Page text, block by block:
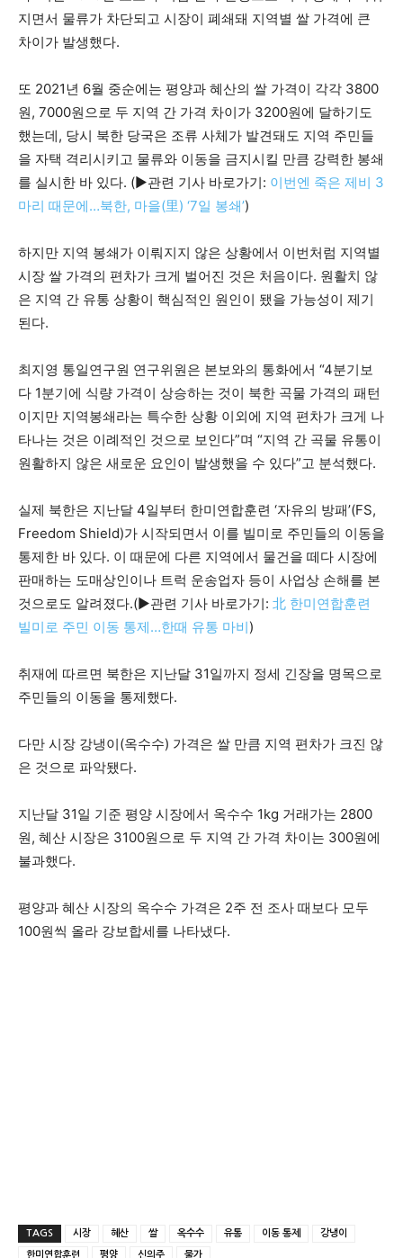
지면서 물류가 차단되고 시장이 폐쇄돼 지역별 쌀 가격에 큰
차이가 발생했다.
또 2021년 6월 중순에는 평양과 혜산의 쌀 가격이 각각 3800
원, 7000원으로 두 지역 간 가격 차이가 3200원에 달하기도
했는데, 당시 북한 당국은 조류 사체가 발견돼도 지역 주민들
을 자택 격리시키고 물류와 이동을 금지시킬 만큼 강력한 봉쇄
를 실시한 바 있다. (▶관련 기사 바로가기: 이번엔 죽은 제비 3
마리 때문에…북한, 마을(里) ‘7일 봉쇄’)
하지만 지역 봉쇄가 이뤄지지 않은 상황에서 이번처럼 지역별
시장 쌀 가격의 편차가 크게 벌어진 것은 처음이다. 원활치 않
은 지역 간 유통 상황이 핵심적인 원인이 됐을 가능성이 제기
된다.
최지영 통일연구원 연구위원은 본보와의 통화에서 “4분기보
다 1분기에 식량 가격이 상승하는 것이 북한 곡물 가격의 패턴
이지만 지역봉쇄라는 특수한 상황 이외에 지역 편차가 크게 나
타나는 것은 이례적인 것으로 보인다”며 “지역 간 곡물 유통이
원활하지 않은 새로운 요인이 발생했을 수 있다”고 분석했다.
실제 북한은 지난달 4일부터 한미연합훈련 ‘자유의 방패’(FS,
Freedom Shield)가 시작되면서 이를 빌미로 주민들의 이동을
통제한 바 있다. 이 때문에 다른 지역에서 물건을 떼다 시장에
판매하는 도매상인이나 트럭 운송업자 등이 사업상 손해를 본
것으로도 알려졌다.(▶관련 기사 바로가기: 北 한미연합훈련
빌미로 주민 이동 통제…한때 유통 마비)
취재에 따르면 북한은 지난달 31일까지 정세 긴장을 명목으로
주민들의 이동을 통제했다.
다만 시장 강냉이(옥수수) 가격은 쌀 만큼 지역 편차가 크진 않
은 것으로 파악됐다.
지난달 31일 기준 평양 시장에서 옥수수 1kg 거래가는 2800
원, 혜산 시장은 3100원으로 두 지역 간 가격 차이는 300원에
불과했다.
평양과 혜산 시장의 옥수수 가격은 2주 전 조사 때보다 모두
100원씩 올라 강보합세를 나타냈다.
TAGS 시장 혜산 쌀 옥수수 유통 이동 통제 강냉이
한미연합훈련 평양 신의주 물가